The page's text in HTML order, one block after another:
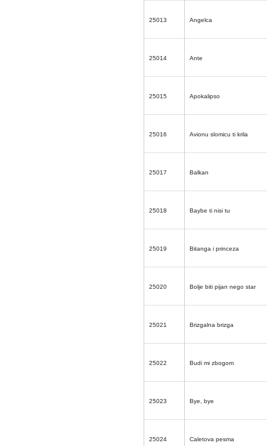
25013 Angelca
25014 Ante
25015 Apokalipso
25016 Avionu slomicu ti krila
25017 Balkan
25018 Baybe ti nisi tu
25019 Bitanga i princeza
25020 Bolje biti pijan nego star
25021 Brizgalna brizga
25022 Budi mi zbogom
25023 Bye, bye
25024 Caletova pesma